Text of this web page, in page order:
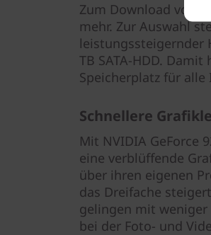
Zum Download von
mehr. Zur Auswahl
leistungssteigernder
TB SATA-HDD.
Speicherplatz für alle
Schnellere
Mit NVIDIA GeForce
eine verblüffende
über ihren eigenen
das Dreifache
gelingen mit weniger
bei der Foto- und